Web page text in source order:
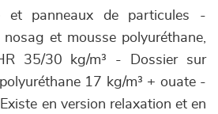
et panneaux de particules -
et mousse polyuréthane,
35/30 kg/m³ - Dossier sur
17 kg/m³ + ouate -
en version relaxation et en